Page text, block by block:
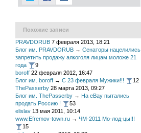
Похожие записи
PRAVDORUB 7 февраля 2013, 18:21
Блог им. PRAVDORUB → Сенаторы нацелились
запретить продажу алкоголя лицам моложе 21
года
9
boroff 22 февраля 2012, 16:47
Блог им. boroff → С 23 февраля Мужики!!!
12
ThePasserby 28 марта 2013, 09:27
Блог им. ThePasserby → На eBay пытались
продать Россию !
53
elislav 13 мая 2011, 10:14
www.Efremov-town.ru → ЧМ-2011 Мо-лод-цы!!!
15